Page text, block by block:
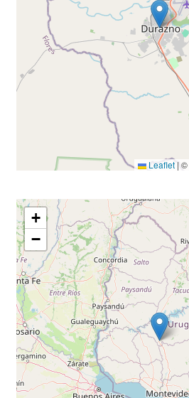
Leaflet | ©
+
−